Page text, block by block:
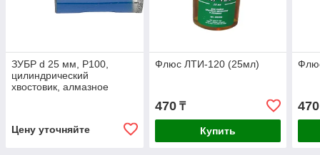
ЗУБР d 25 мм, Р100,
цилиндрический
хвостовик, алмазное
Цену уточняйте
Флюс ЛТИ-120 (25мл)
470₸
Купить
470